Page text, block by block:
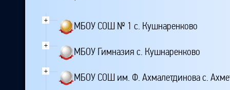
+
МБОУ СОШ № 1 с. Кушнаренково
+
МБОУ Гимназия с. Кушнаренково
+
МБОУ СОШ им. Ф. Ахмалетдинова с.